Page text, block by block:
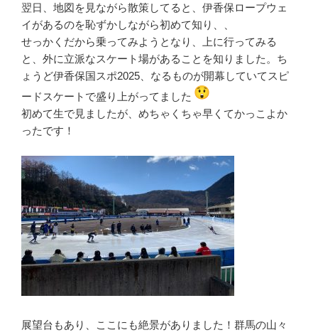
翌日、地図を見ながら散策してると、伊香保ロープウェ
イがあるのを恥ずかしながら初めて知り、、
せっかくだから乗ってみようとなり、上に行ってみる
と、外に立派なスケート場があることを知りました。ち
ょうど伊香保国スポ2025、なるものが開幕していてスピ
ードスケートで盛り上がってました
初めて生で見ましたが、めちゃくちゃ早くてかっこよか
ったです！
展望台もあり、ここにも絶景がありました！群馬の山々